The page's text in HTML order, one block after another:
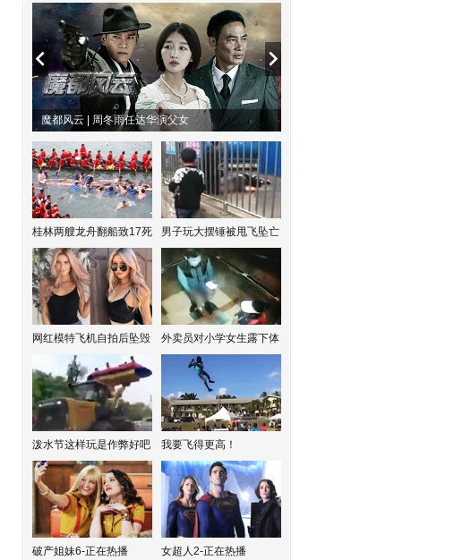
魔都风云 | 周冬雨任达华演父女
桂林两艘龙舟翻船致17死 男子玩大摆锤被甩飞坠亡
网红模特飞机自拍后坠毁 外卖员对小学女生露下体
泼水节这样玩是作弊好吧 我要飞得更高！
破产姐妹6-正在热播 女超人2-正在热播